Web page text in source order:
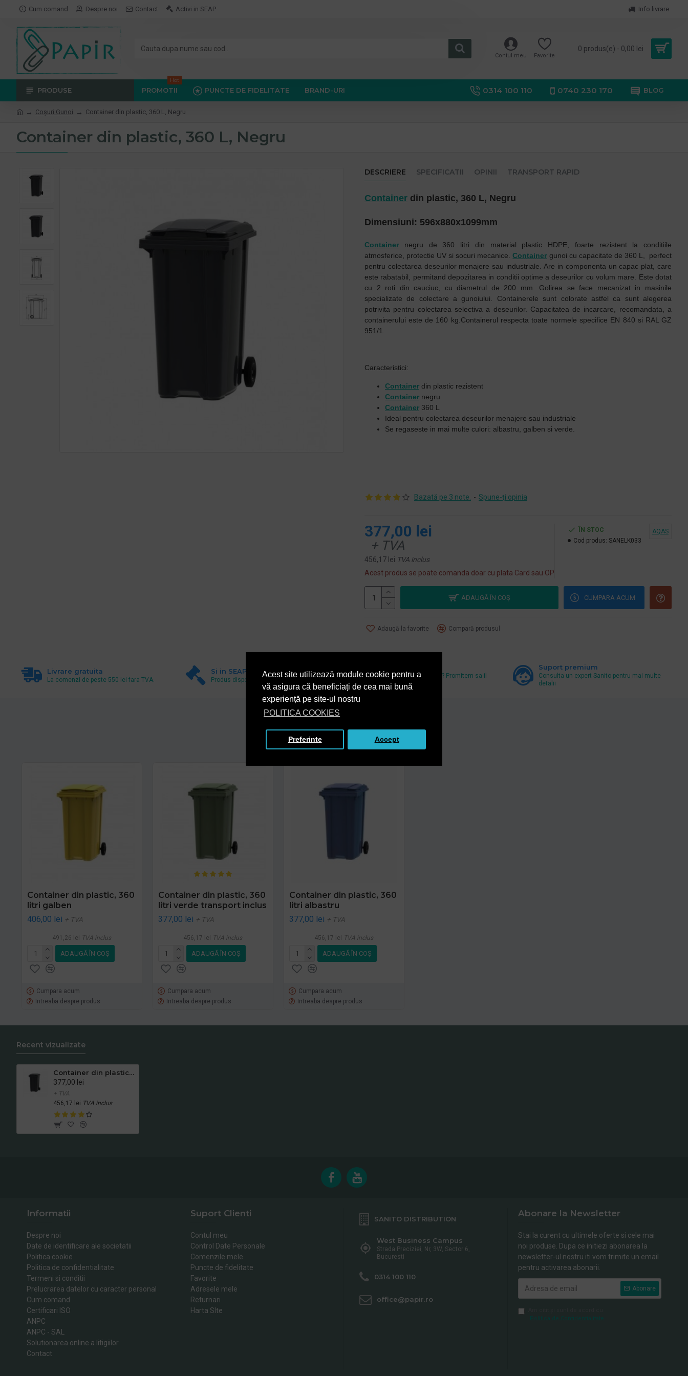
Acest site utilizează module cookie pentru a
vă asigura că beneficiați de cea mai bună
experiență pe site-ul nostru
POLITICA COOKIES
Preferinte Accept
Cum comand Despre noi Contact Activi in SEAP Info livrare
Contul meu Favorite
0 produs(e) - 0,00 lei
PRODUSE PROMOTII
Hot
PUNCTE DE FIDELITATE BRAND-URI 0314 100 110 0740 230 170 BLOG
Coşuri Gunoi Container din plastic, 360 L, Negru
Container din plastic, 360 L, Negru
DESCRIERE SPECIFICATII OPINII TRANSPORT RAPID
Container din plastic, 360 L, Negru
Dimensiuni: 596x880x1099mm
Container negru de 360 litri din material plastic HDPE, foarte rezistent la conditiile
atmosferice, protectie UV si socuri mecanice.Container gunoi cu capacitate de 360 L, perfect
pentru colectarea deseurilor menajere sau industriale. Are in componenta un capac plat, care
este rabatabil, permitand depozitarea in conditii optime a deseurilor cu volum mare. Este dotat
cu 2 roti din cauciuc, cu diametrul de 200 mm. Golirea se face mecanizat in masinile
specializate de colectare a gunoiului. Containerele sunt colorate astfel ca sunt alegerea
potrivita pentru colectarea selectiva a deseurilor. Capacitatea de incarcare, recomandata, a
containerului este de 160 kg. Containerul respecta toate normele specifice EN 840 si RAL GZ
951/1.
Caracteristici:
Container din plastic rezistent
Container negru
Container 360 L
Ideal pentru colectarea deseurilor menajere sau industriale
Se regaseste in mai multe culori: albastru, galben si verde.
Bazată pe 3 note. - Spune-ţi opinia
377,00 lei
+ TVA
456,17 lei TVA inclus
Acest produs se poate comanda doar cu plata Card sau OP
ÎN STOC
Cod produs: SANELK033
AQAS
ADAUGĂ ÎN COŞ CUMPARA ACUM
Adaugă la favorite Compară produsul
Livrare gratuita
La comenzi de peste 550 lei fara TVA.
Si in SEAP
Produs disponibil si pe www.e-licitatie.ro
Ai gasit un pret mai mic? Promitem sa il
echivalam.
Suport premium
Consulta un expert Sanito pentru mai multe
detalii
Container din plastic, 360
litri galben
406,00 lei + TVA
491,26 lei TVA inclus
ADAUGĂ ÎN COŞ
Cumpara acum
Intreaba despre produs
Container din plastic, 360
litri verde transport inclus
377,00 lei + TVA
456,17 lei TVA inclus
ADAUGĂ ÎN COŞ
Cumpara acum
Intreaba despre produs
Container din plastic, 360
litri albastru
377,00 lei + TVA
456,17 lei TVA inclus
ADAUGĂ ÎN COŞ
Cumpara acum
Intreaba despre produs
Recent vizualizate
Container din plastic, 360 L, Negru
377,00 lei
+ TVA
456,17 lei TVA inclus
Informatii
Despre noi
Date de identificare ale societatii
Politica cookie
Politica de confidentialitate
Termeni si conditii
Prelucrarea datelor cu caracter personal
Cum comand
Certificari ISO
ANPC
ANPC - SAL
Solutionarea online a litigiilor
Contact
Suport Clienti
Contul meu
Control Date Personale
Comenzile mele
Puncte de fidelitate
Favorite
Adresele mele
Returnari
Harta SIte
SANITO DISTRIBUTION
West Business Campus
Strada Preciziei, Nr, 3W, Sector 6,
Bucuresti
0314 100 110
office@papir.ro
Abonare la Newsletter
Stai la curent cu ultimele oferte si cele mai
noi produse. Dupa ce initiezi abonarea la
newsletter-ul nostru iti vom trimite un email
pentru activarea abonarii.
Abonare
Politica de Confidentialitate